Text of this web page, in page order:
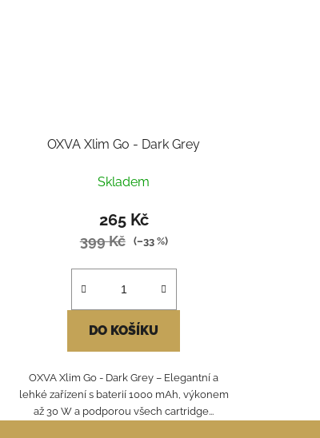
OXVA Xlim Go - Dark Grey
Skladem
265 Kč
399 Kč (–33 %)
DO KOŠÍKU
OXVA Xlim Go - Dark Grey – Elegantní a
lehké zařízení s baterií 1000 mAh, výkonem
až 30 W a podporou všech cartridge...